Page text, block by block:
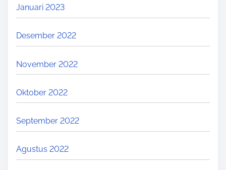
Januari 2023
Desember 2022
November 2022
Oktober 2022
September 2022
Agustus 2022